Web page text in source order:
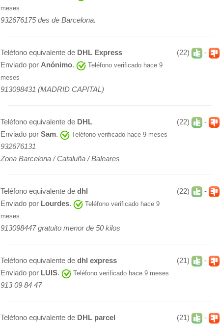
meses
932676175 des de Barcelona.
(22) -
Teléfono equivalente de DHL Express
Enviado por Anónimo.
Teléfono verificado hace 9
meses
913098431 (MADRID CAPITAL)
(22) -
Teléfono equivalente de DHL
Enviado por Sam. Teléfono verificado hace 9 meses
932676131
Zona Barcelona / Cataluña / Baleares
(22) -
Teléfono equivalente de dhl
Enviado por Lourdes.
Teléfono verificado hace 9
meses
913098447 gratuito menor de 50 kilos
(21) -
Teléfono equivalente de dhl express
Enviado por LUIS. Teléfono verificado hace 9 meses
913 09 84 47
(21) -
Teléfono equivalente de DHL parcel